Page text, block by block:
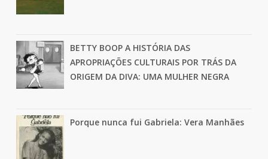
BETTY BOOP A HISTÓRIA DAS
APROPRIAÇÕES CULTURAIS POR TRÁS DA
ORIGEM DA DIVA: UMA MULHER NEGRA
Porque nunca fui Gabriela: Vera Manhães